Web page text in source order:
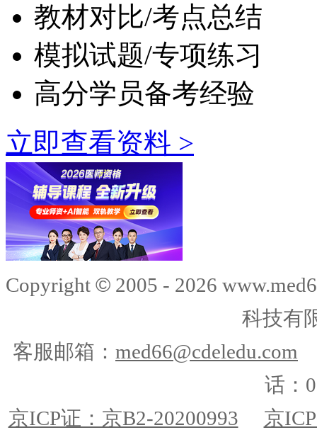
教材对比/考点总结
模拟试题/专项练习
高分学员备考经验
立即查看资料 >
Copyright © 2005 - 2026
科技有
客服邮箱： med66@cdeledu.com
话：
京ICP证：京B2-20200993
京